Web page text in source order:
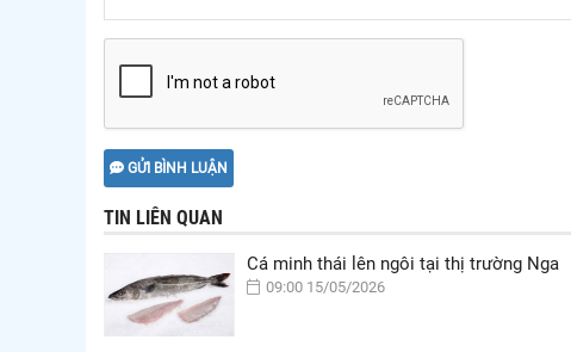
GỬI BÌNH LUẬN
TIN LIÊN QUAN
Cá minh thái lên ngôi tại thị trường Nga
09:00 15/05/2026